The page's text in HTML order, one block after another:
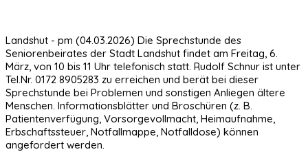
Landshut - pm (04.03.2026) Die Sprechstunde des
Seniorenbeirates der Stadt Landshut findet am Freitag, 6.
März, von 10 bis 11 Uhr telefonisch statt. Rudolf Schnur ist unter
Tel.Nr. 0172 8905283 zu erreichen und berät bei dieser
Sprechstunde bei Problemen und sonstigen Anliegen ältere
Menschen. Informationsblätter und Broschüren (z. B.
Patientenverfügung, Vorsorgevollmacht, Heimaufnahme,
Erbschaftssteuer, Notfallmappe, Notfalldose) können
angefordert werden.